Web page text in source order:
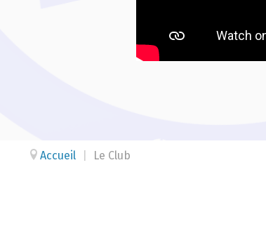
Accueil Le Club